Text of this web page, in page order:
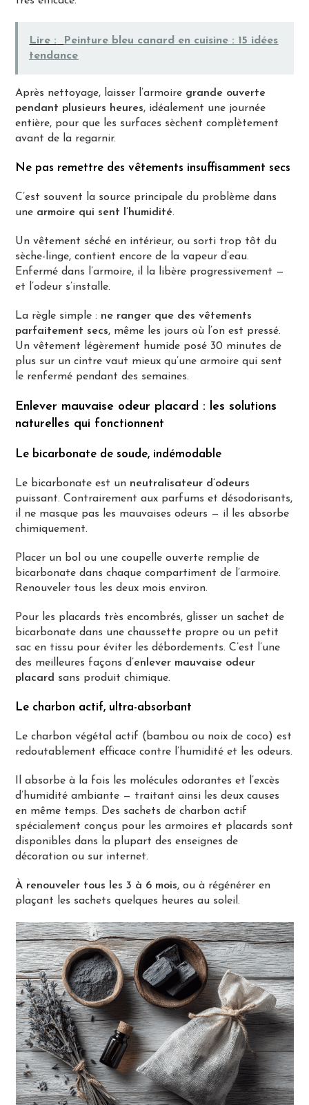
Lire :
Peinture bleu canard en cuisine : 15 idées
tendance
Après nettoyage, laisser l’armoire grande ouverte
pendant plusieurs heures, idéalement une journée
entière, pour que les surfaces sèchent complètement
avant de la regarnir.
Ne pas remettre des vêtements insuffisamment secs
C’est souvent la source principale du problème dans
une armoire qui sent l’humidité.
Un vêtement séché en intérieur, ou sorti trop tôt du
sèche-linge, contient encore de la vapeur d’eau.
Enfermé dans l’armoire, il la libère progressivement —
et l’odeur s’installe.
La règle simple : ne ranger que des vêtements
parfaitement secs, même les jours où l’on est pressé.
Un vêtement légèrement humide posé 30 minutes de
plus sur un cintre vaut mieux qu’une armoire qui sent
le renfermé pendant des semaines.
Enlever mauvaise odeur placard : les solutions
naturelles qui fonctionnent
Le bicarbonate de soude, indémodable
Le bicarbonate est un neutralisateur d’odeurs
puissant. Contrairement aux parfums et désodorisants,
il ne masque pas les mauvaises odeurs — il les absorbe
chimiquement.
Placer un bol ou une coupelle ouverte remplie de
bicarbonate dans chaque compartiment de l’armoire.
Renouveler tous les deux mois environ.
Pour les placards très encombrés, glisser un sachet de
bicarbonate dans une chaussette propre ou un petit
sac en tissu pour éviter les débordements. C’est l’une
des meilleures façons d’enlever mauvaise odeur
placard sans produit chimique.
Le charbon actif, ultra-absorbant
Le charbon végétal actif (bambou ou noix de coco) est
redoutablement efficace contre l’humidité et les odeurs.
Il absorbe à la fois les molécules odorantes et l’excès
d’humidité ambiante — traitant ainsi les deux causes
en même temps. Des sachets de charbon actif
spécialement conçus pour les armoires et placards sont
disponibles dans la plupart des enseignes de
décoration ou sur internet.
À renouveler tous les 3 à 6 mois, ou à régénérer en
plaçant les sachets quelques heures au soleil.